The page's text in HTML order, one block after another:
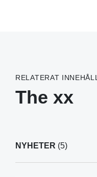
RELATERAT INNEHÅLL
The xx
NYHETER (5)